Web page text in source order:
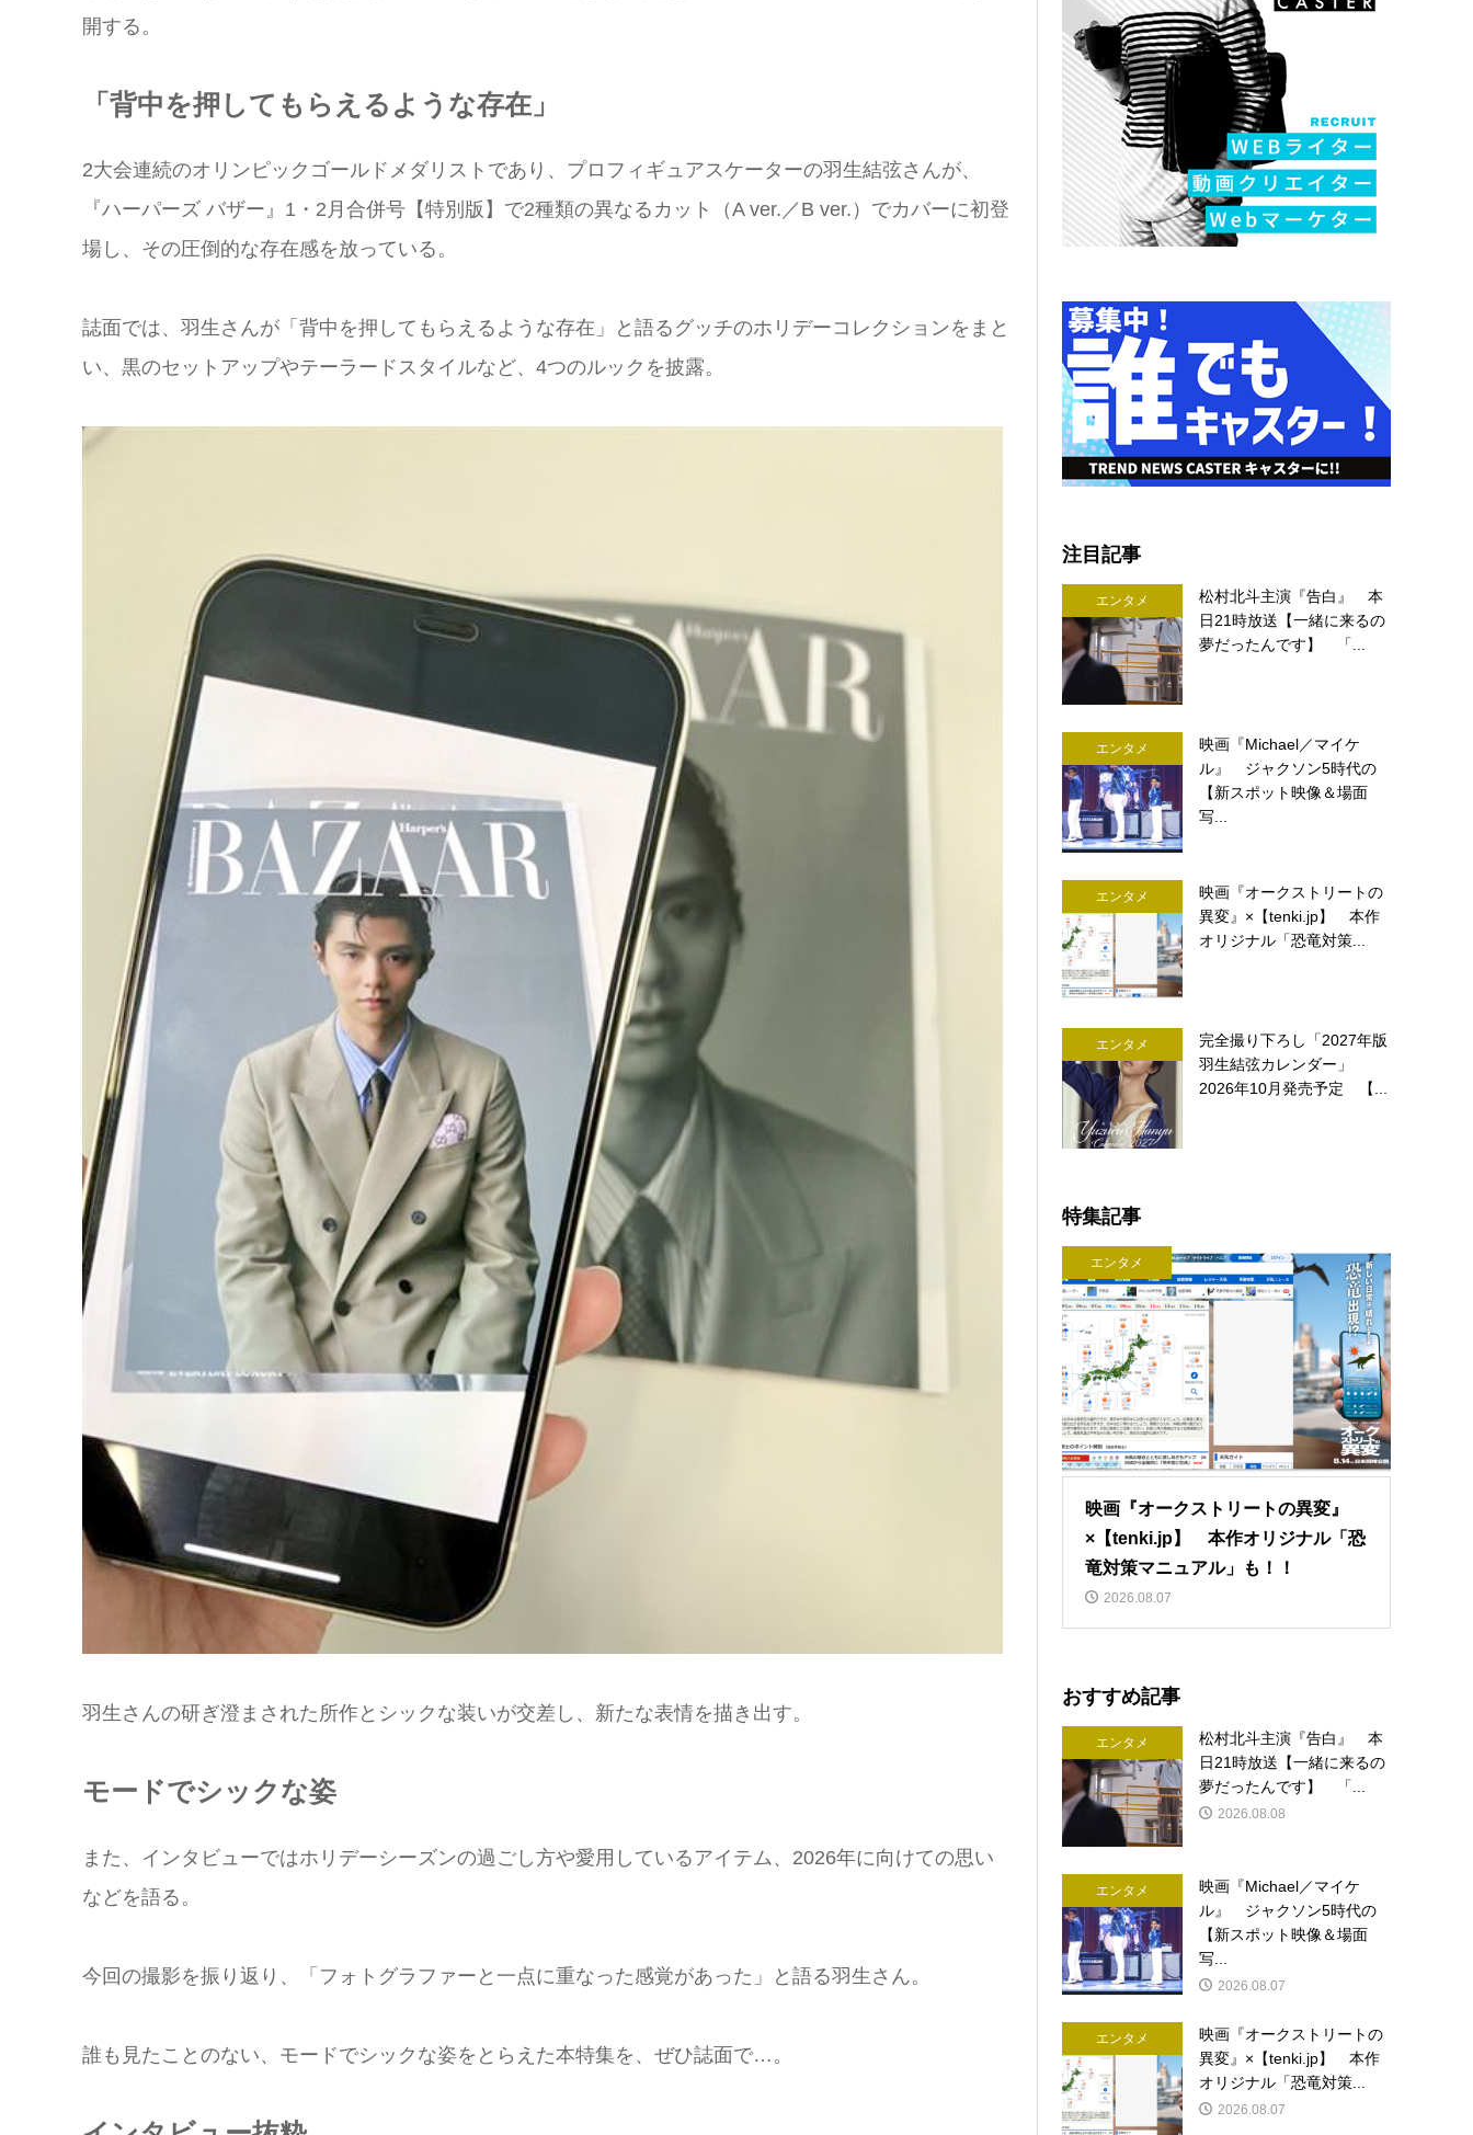
開する。
「背中を押してもらえるような存在」
2大会連続のオリンピックゴールドメダリストであり、プロフィギュアスケーターの羽生結弦さんが、
『ハーパーズ バザー』1・2月合併号【特別版】で2種類の異なるカット（A ver.／B ver.）でカバーに初登
場し、その圧倒的な存在感を放っている。
誌面では、羽生さんが「背中を押してもらえるような存在」と語るグッチのホリデーコレクションをまと
い、黒のセットアップやテーラードスタイルなど、4つのルックを披露。
羽生さんの研ぎ澄まされた所作とシックな装いが交差し、新たな表情を描き出す。
モードでシックな姿
また、インタビューではホリデーシーズンの過ごし方や愛用しているアイテム、2026年に向けての思い
などを語る。
今回の撮影を振り返り、「フォトグラファーと一点に重なった感覚があった」と語る羽生さん。
誰も見たことのない、モードでシックな姿をとらえた本特集を、ぜひ誌面で…。
注目記事
エンタメ
松村北斗主演『告白』 本
日21時放送【一緒に来るの
夢だったんです】 「...
エンタメ
映画『Michael／マイケ
ル』 ジャクソン5時代の
【新スポット映像＆場面
写...
エンタメ
映画『オークストリートの
異変』×【tenki.jp】 本作
オリジナル「恐竜対策...
エンタメ
完全撮り下ろし「2027年版
羽生結弦カレンダー」
2026年10月発売予定 【...
特集記事
エンタメ
映画『オークストリートの異変』
×【tenki.jp】 本作オリジナル「恐
竜対策マニュアル」も！！
2026.08.07
おすすめ記事
エンタメ
松村北斗主演『告白』 本
日21時放送【一緒に来るの
夢だったんです】 「...
2026.08.08
エンタメ
映画『Michael／マイケ
ル』 ジャクソン5時代の
【新スポット映像＆場面
写...
2026.08.07
エンタメ
映画『オークストリートの
異変』×【tenki.jp】 本作
オリジナル「恐竜対策...
2026.08.07